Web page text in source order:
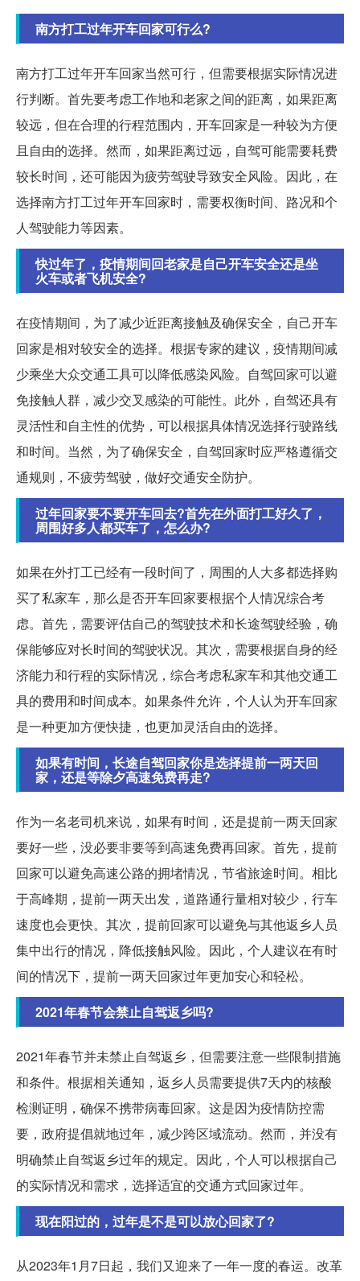
南方打工过年开车回家可行么?
南方打工过年开车回家当然可行，但需要根据实际情况进
行判断。首先要考虑工作地和老家之间的距离，如果距离
较远，但在合理的行程范围内，开车回家是一种较为方便
且自由的选择。然而，如果距离过远，自驾可能需要耗费
较长时间，还可能因为疲劳驾驶导致安全风险。因此，在
选择南方打工过年开车回家时，需要权衡时间、路况和个
人驾驶能力等因素。
快过年了，疫情期间回老家是自己开车安全还是坐
火车或者飞机安全?
在疫情期间，为了减少近距离接触及确保安全，自己开车
回家是相对较安全的选择。根据专家的建议，疫情期间减
少乘坐大众交通工具可以降低感染风险。自驾回家可以避
免接触人群，减少交叉感染的可能性。此外，自驾还具有
灵活性和自主性的优势，可以根据具体情况选择行驶路线
和时间。当然，为了确保安全，自驾回家时应严格遵循交
通规则，不疲劳驾驶，做好交通安全防护。
过年回家要不要开车回去?首先在外面打工好久了，
周围好多人都买车了，怎么办?
如果在外打工已经有一段时间了，周围的人大多都选择购
买了私家车，那么是否开车回家要根据个人情况综合考
虑。首先，需要评估自己的驾驶技术和长途驾驶经验，确
保能够应对长时间的驾驶状况。其次，需要根据自身的经
济能力和行程的实际情况，综合考虑私家车和其他交通工
具的费用和时间成本。如果条件允许，个人认为开车回家
是一种更加方便快捷，也更加灵活自由的选择。
如果有时间，长途自驾回家你是选择提前一两天回
家，还是等除夕高速免费再走?
作为一名老司机来说，如果有时间，还是提前一两天回家
要好一些，没必要非要等到高速免费再回家。首先，提前
回家可以避免高速公路的拥堵情况，节省旅途时间。相比
于高峰期，提前一两天出发，道路通行量相对较少，行车
速度也会更快。其次，提前回家可以避免与其他返乡人员
集中出行的情况，降低接触风险。因此，个人建议在有时
间的情况下，提前一两天回家过年更加安心和轻松。
2021年春节会禁止自驾返乡吗?
2021年春节并未禁止自驾返乡，但需要注意一些限制措施
和条件。根据相关通知，返乡人员需要提供7天内的核酸
检测证明，确保不携带病毒回家。这是因为疫情防控需
要，政府提倡就地过年，减少跨区域流动。然而，并没有
明确禁止自驾返乡过年的规定。因此，个人可以根据自己
的实际情况和需求，选择适宜的交通方式回家过年。
现在阳过的，过年是不是可以放心回家了?
从2023年1月7日起，我们又迎来了一年一度的春运。改革